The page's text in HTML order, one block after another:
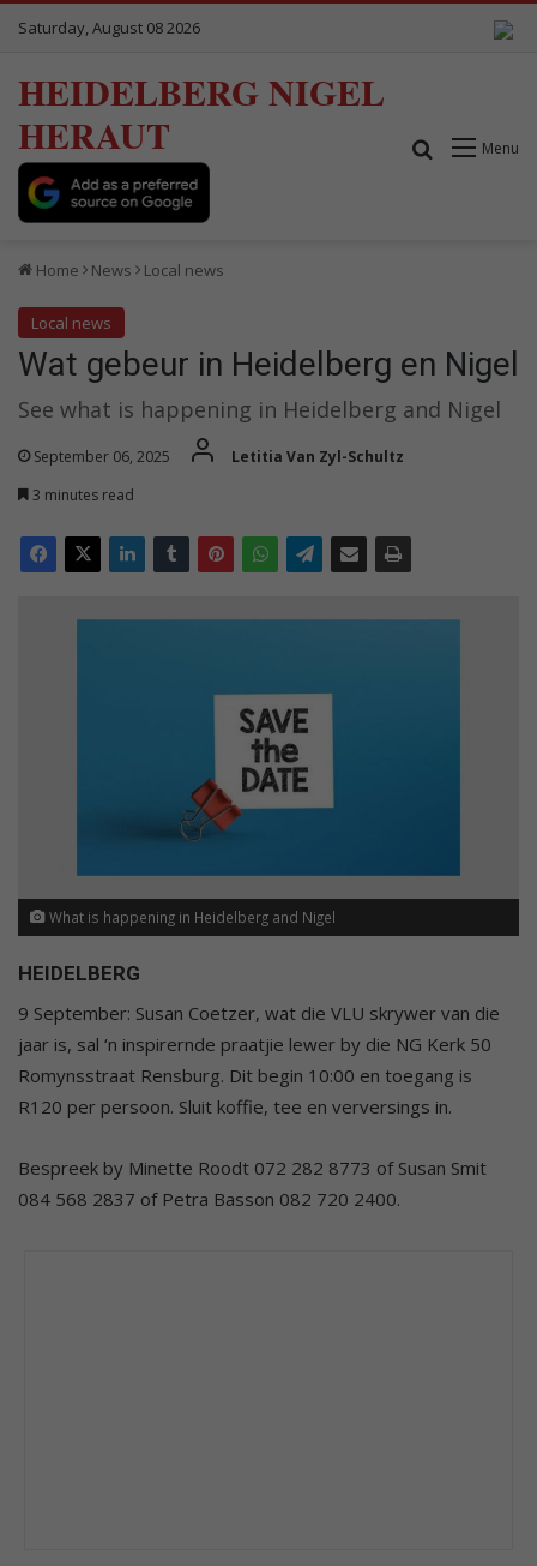
Saturday, August 08 2026
HEIDELBERG NIGEL
HERAUT
Menu
Search for
Home News Local news
Local news
Wat gebeur in Heidelberg en Nigel
See what is happening in Heidelberg and Nigel
September 06, 2025
Letitia Van Zyl-Schultz
3 minutes read
What is happening in Heidelberg and Nigel
HEIDELBERG
9 September: Susan Coetzer, wat die VLU skrywer van die
jaar is, sal ‘n inspirernde praatjie lewer by die NG Kerk 50
Romynsstraat Rensburg. Dit begin 10:00 en toegang is
R120 per persoon. Sluit koffie, tee en verversings in.
Bespreek by Minette Roodt 072 282 8773 of Susan Smit
084 568 2837 of Petra Basson 082 720 2400.